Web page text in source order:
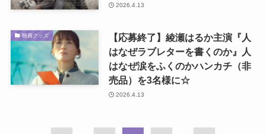
2026.4.13
映画グッズ
【応募終了】綾瀬はるか主演『人
はなぜラブレターを書くのか』人
はなぜ涙をふくのかハンカチ（非
売品）を3名様に☆
2026.4.13